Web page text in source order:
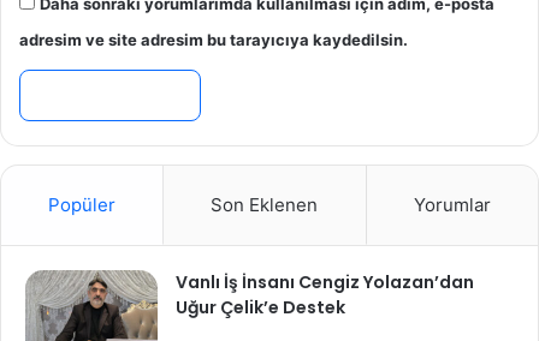
Daha sonraki yorumlarımda kullanılması için adım, e-posta
adresim ve site adresim bu tarayıcıya kaydedilsin.
Popüler Son Eklenen Yorumlar
Vanlı İş İnsanı Cengiz Yolazan’dan
Uğur Çelik’e Destek